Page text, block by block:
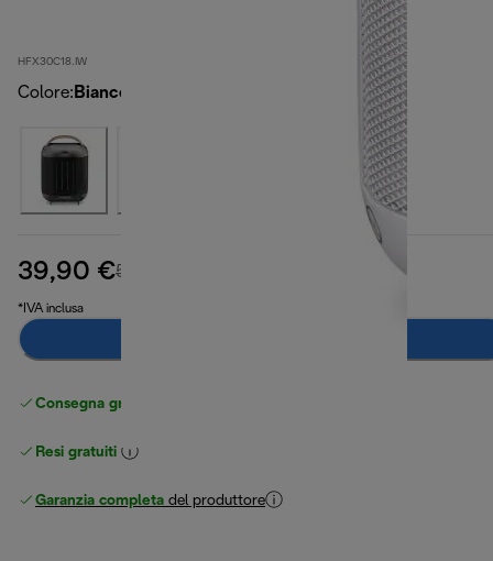
HFX30C18.IW
Colore: Bianco
39,90 €54,90 €
*IVA inclusa
Consegna gratuita standard
Resi gratuiti
Garanzia completa del produttore